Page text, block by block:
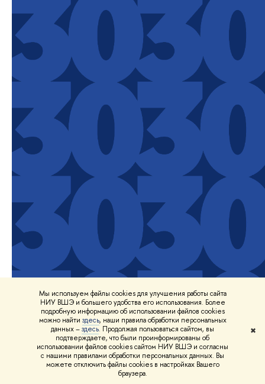
Мы используем файлы cookies для улучшения работы сайта
НИУ ВШЭ и большего удобства его использования. Более
подробную информацию об использовании файлов cookies
можно найти здесь, наши правила обработки персональных
данных –здесь. Продолжая пользоваться сайтом, вы
подтверждаете, что были проинформированы об
использовании файлов cookies сайтом НИУ ВШЭ и согласны
с нашими правилами обработки персональных данных. Вы
можете отключить файлы cookies в настройках Вашего
браузера.
✖